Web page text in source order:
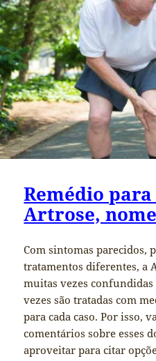
Remédio
Artrose,
Com sintomas parecidos,
tratamentos diferentes, a
muitas vezes
vezes são tratadas com
para cada caso. Por isso,
comentários sobre esses
aproveitar para citar